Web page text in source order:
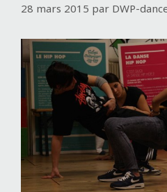
28 mars 2015 par DWP-